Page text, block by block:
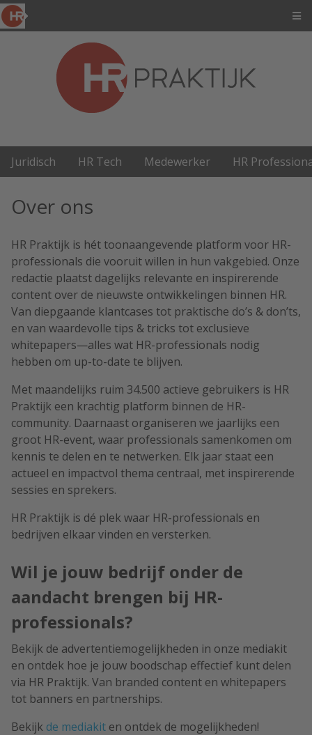
Juridisch HR Tech Medewerker HR
Over ons
HR Praktijk is hét toonaangevende platform voor HR-
professionals die vooruit willen in hun vakgebied. Onze
redactie plaatst dagelijks relevante en inspirerende
content over de nieuwste ontwikkelingen binnen HR.
Van diepgaande klantcases tot praktische do’s & don’ts,
en van waardevolle tips & tricks tot exclusieve
whitepapers—alles wat HR-professionals nodig
hebben om up-to-date te blijven.
Met maandelijks ruim 34.500 actieve gebruikers is HR
Praktijk een krachtig platform binnen de HR-
community. Daarnaast organiseren we jaarlijks een
groot HR-event, waar professionals samenkomen om
kennis te delen en te netwerken. Elk jaar staat een
actueel en impactvol thema centraal, met inspirerende
sessies en sprekers.
HR Praktijk is dé plek waar HR-professionals en
bedrijven elkaar vinden en versterken.
Wil je jouw bedrijf onder de
aandacht brengen bij HR-
professionals?
Bekijk de advertentiemogelijkheden in onze mediakit
en ontdek hoe je jouw boodschap effectief kunt delen
via HR Praktijk. Van branded content en whitepapers
tot banners en partnerships.
Bekijk de mediakit en ontdek de mogelijkheden!